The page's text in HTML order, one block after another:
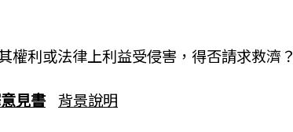
利或法律上利益受侵害，得否請求救濟？
見書
背景說明